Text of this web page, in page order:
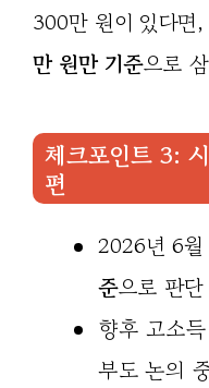
300만 원이 있다면
만 원만 기준으로
체크포인트 3:
편
2026년 6
준으로 판단
향후 고소
부도 논의